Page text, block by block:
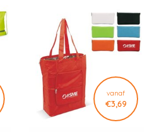
vanaf
€3,69